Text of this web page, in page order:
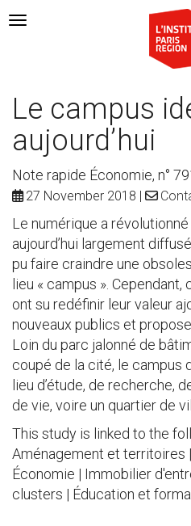
Navigation Toggle
Le campus
aujourd’hui
Note rapide Économie, n°
27 November 2018
Le numérique a
aujourd’hui largement
pu faire craindre une
lieu « campus ».
ont su redéfinir leur valeur
nouveaux publics et
Loin du parc jalonné de
coupé de la cité, le campus
lieu d’étude, de recherche,
de vie, voire un quartier de
This study is linked to the
Aménagement et territoires
Économie | Immobilier
clusters | Éducation et